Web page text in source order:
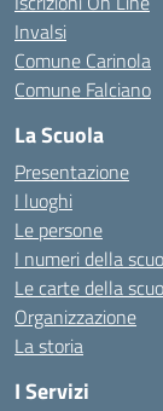
Invalsi
Comune Carinola
Comune Falciano
La Scuola
Presentazione
I luoghi
Le persone
I numeri della
Le carte della
Organizzazione
La storia
I Servizi